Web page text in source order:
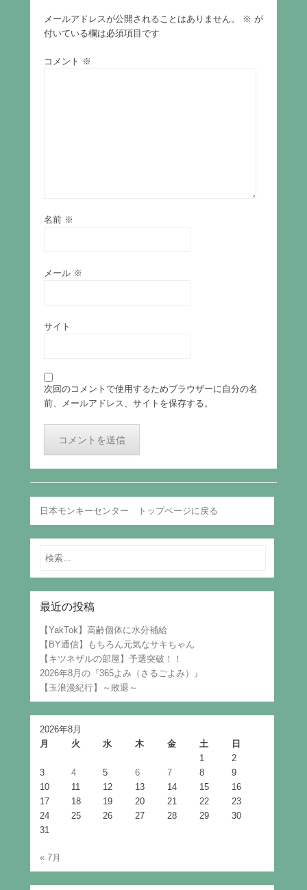
メールアドレスが公開されることはありません。 ※ が
付いている欄は必須項目です
コメント ※
名前 ※
メール ※
サイト
次回のコメントで使用するためブラウザーに自分の名
前、メールアドレス、サイトを保存する。
日本モンキーセンター トップページに戻る
Search
最近の投稿
【YakTok】高齢個体に水分補給
【BY通信】もちろん元気なサキちゃん
【キツネザルの部屋】予選突破！！
2026年8月の『365よみ（さるごよみ）』
【玉浪漫紀行】～敗退～
2026年8月
月
火 水 木 金 土
日
1
2
3
4 5 6 7 8
9
10
11 12 13 14 15
16
17
18 19 20 21 22
23
24
25 26 27 28 29
30
31
« 7月